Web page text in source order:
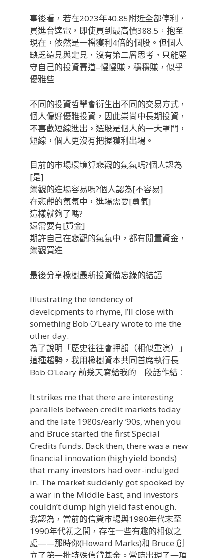
事後看，若在2023年40.85附近全部停利，
買進台達電，即使買到最高價388.5，抱至
現在，依然是一檔獲利4倍的個股。但個人
缺乏遠見與定見，沒有第二層思考，只能堅
守自己的投資賽道–慢慢賺，穩穩賺，似乎
優雅些
不同的投資哲學會衍生出不同的交易方式，
個人偏好優雅投資，因此崇尚中長期投資，
不喜歡短線進出。選股是個人的一大罩門，
短線，個人更沒有把握獲利出場。
目前的市場環境算悲觀的氣氛嗎?個人認為
[是]
樂觀的進場容易嗎?個人認為[不容易]
在悲觀的氣氛中，進場需要[勇氣]
這樣就夠了嗎?
還需要有[資金]
期許自己在悲觀的氣氛中，都有閒置資金，
樂觀買進
最後分享橡樹最新投資備忘錄的結語
Illustrating the tendency of
developments to rhyme, I’ll close with
something Bob O’Leary wrote to me the
other day:
為了說明「歷史往往會押韻（相似重演）」
這種趨勢，我用橡樹資本共同首席執行長
Bob O’Leary 前幾天寫給我的一段話作結：
It strikes me that there are interesting
parallels between credit markets today
and the late 1980s/early ’90s, when you
and Bruce started the first Special
Credits funds. Back then, there was a new
financial innovation (high yield bonds)
that many investors had over-indulged
in. The market suddenly got spooked by
a war in the Middle East, and investors
couldn’t dump high yield fast enough.
我認為，當前的信貸市場與1980年代末至
1990年代初之間，存在一些有趣的相似之
處——那時你(Howard Marks)和 Bruce 創
立了第一批特殊信貸基金。當時出現了一項